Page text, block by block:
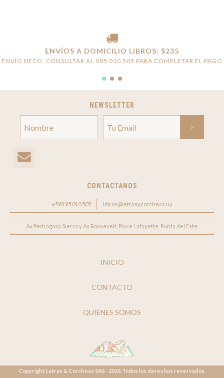
ENVÍOS A DOMICILIO LIBROS: $235
ENVÍO DECO, CONSULTAR AL 095 010 505 PARA COMPLETAR EL PAGO
NEWSLETTER
CONTACTANOS
+598 95 010 505 libros@letrasycorcheas.uy
Av Pedragosa Sierra y Av Roosevelt, Place Lafayette. Punta del Este.
INICIO
CONTACTO
QUIÉNES SOMOS
Copyright Letras & Corcheas SAS - 2026. Todos los derechos reservados.